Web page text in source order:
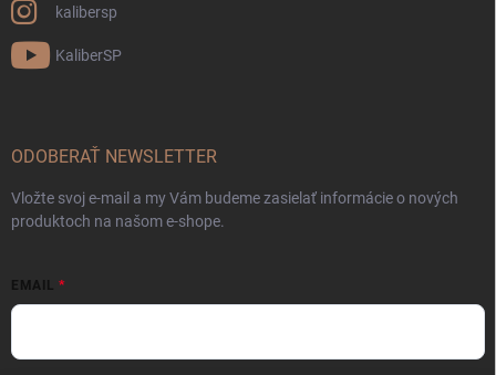
kalibersp
KaliberSP
ODOBERAŤ NEWSLETTER
Vložte svoj e-mail a my Vám budeme zasielať informácie o nových
produktoch na našom e-shope.
EMAIL